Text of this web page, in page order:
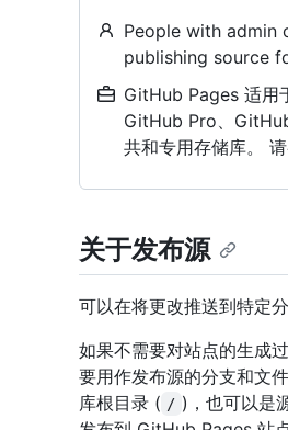
People with admin
publishing source
GitHub Pages 适用
GitHub Pro、
共和专用存储库。
关于发布源
可以在将更改推送到特定
如果不需要对站点的生成
要用作发布源的分支和文
库根目录 ( / )，也可以是